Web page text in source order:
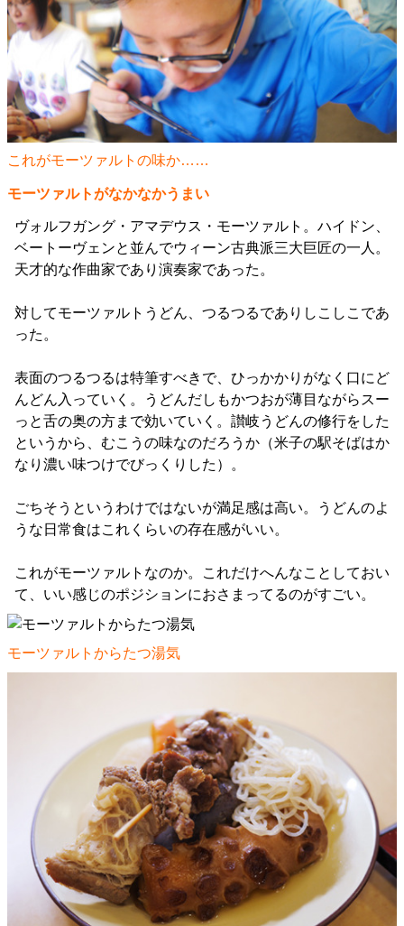
これがモーツァルトの味か……
モーツァルトがなかなかうまい
ヴォルフガング・アマデウス・モーツァルト。ハイドン、
ベートーヴェンと並んでウィーン古典派三大巨匠の一人。
天才的な作曲家であり演奏家であった。
対してモーツァルトうどん、つるつるでありしこしこであ
った。
表面のつるつるは特筆すべきで、ひっかかりがなく口にど
んどん入っていく。うどんだしもかつおが薄目ながらスー
っと舌の奥の方まで効いていく。讃岐うどんの修行をした
というから、むこうの味なのだろうか（米子の駅そばはか
なり濃い味つけでびっくりした）。
ごちそうというわけではないが満足感は高い。うどんのよ
うな日常食はこれくらいの存在感がいい。
これがモーツァルトなのか。これだけへんなことしておい
て、いい感じのポジションにおさまってるのがすごい。
モーツァルトからたつ湯気